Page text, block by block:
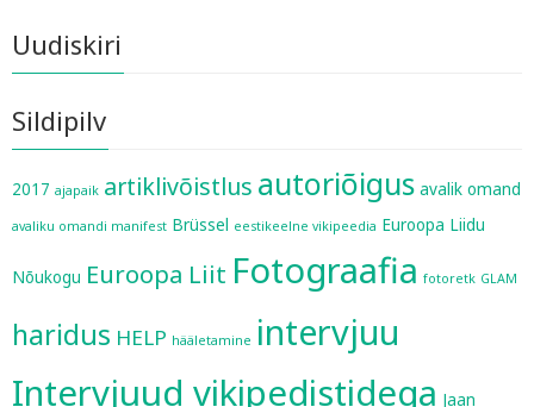
Uudiskiri
Sildipilv
2017 ajapaik artiklivõistlus autoriõigus avalik omand
avaliku omandi manifest Brüssel eestikeelne vikipeedia Euroopa Liidu
Nõukogu Euroopa Liit Fotograafia fotoretk GLAM
haridus HELP hääletamine intervjuu
Intervjuud vikipedistidega Jaan